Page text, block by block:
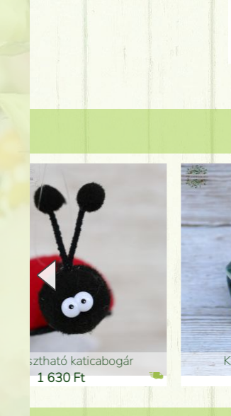
Kerámia béka 12cm
11 600 Ft